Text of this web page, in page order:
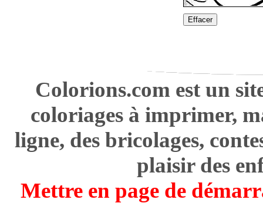
Effacer
Colorions.com est un
coloriages à imprimer,
ligne, des bricolages,
plaisir des
Mettre en page de